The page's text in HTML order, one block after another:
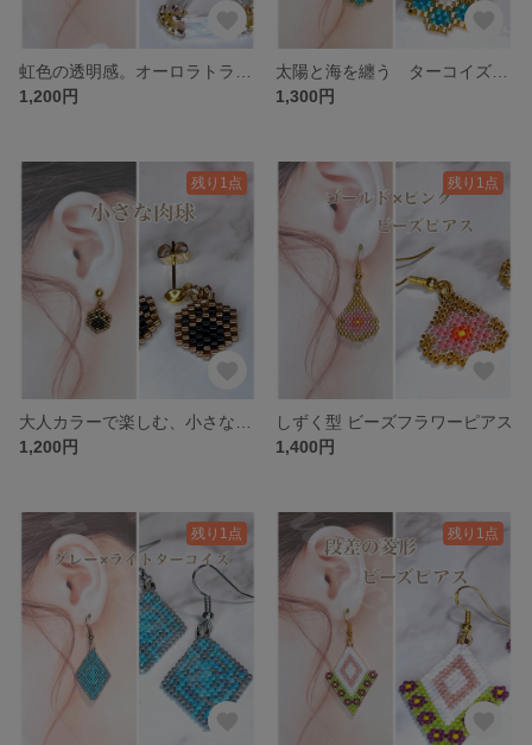
1,200円
1,300円
残り1点
1,200円
残り1点
しずく型 ビーズフラワーピアス
1,400円
残り1点 残り1点